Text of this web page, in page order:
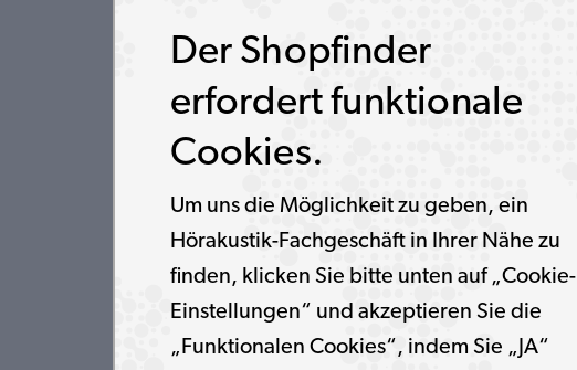
Der Shopfinder
erfordert funktionale
Cookies.
Um uns die Möglichkeit zu geben, ein
Hörakustik-Fachgeschäft in Ihrer Nähe zu
finden, klicken Sie bitte unten auf „Cookie-
Einstellungen“ und akzeptieren Sie die
„Funktionalen Cookies“, indem Sie „JA“